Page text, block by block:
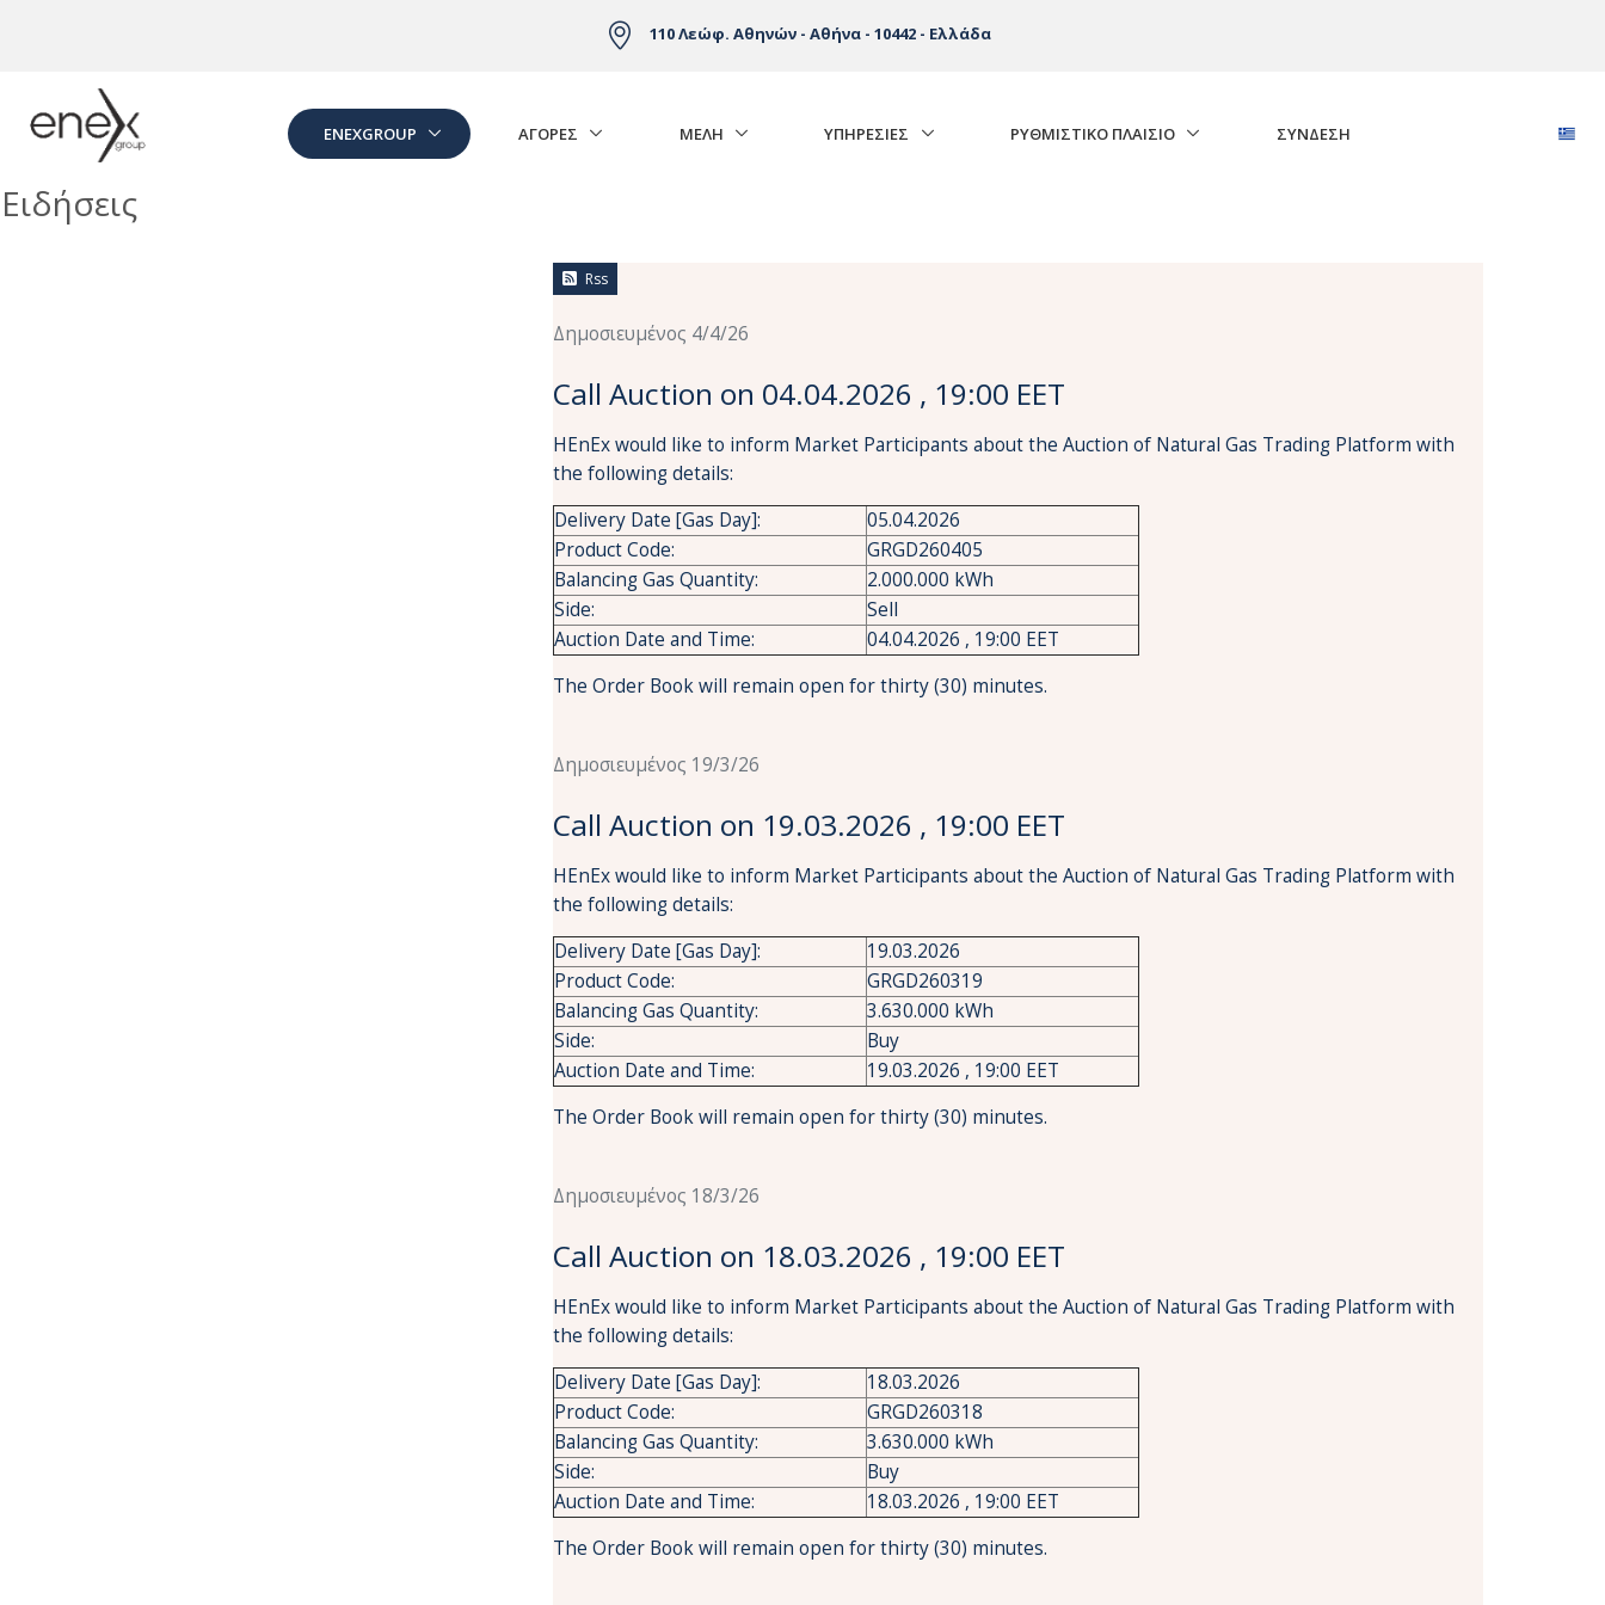
110 Λεώφ. Αθηνών - Αθήνα - 10442 - Ελλάδα
ENEXGROUP ΑΓΟΡΈΣ ΜΕΛΗ ΥΠΗΡΕΣΙΕΣ ΡΥΘΜΙΣΤΙΚΟ ΠΛΑΙΣΙΟ ΣΎΝΔΕΣΗ
Ειδήσεις
Rss
Δημοσιευμένος 4/4/26
Call Auction on 04.04.2026 , 19:00 EET
HEnEx would like to inform Market Participants about the Auction of Natural Gas Trading Platform with
the following details:
Delivery Date [Gas Day]:
05.04.2026
Product Code:
GRGD260405
Balancing Gas Quantity:
2.000.000 kWh
Side:
Sell
Auction Date and Time:
04.04.2026 , 19:00 EET
The Order Book will remain open for thirty (30) minutes.
Δημοσιευμένος 19/3/26
Call Auction on 19.03.2026 , 19:00 EET
HEnEx would like to inform Market Participants about the Auction of Natural Gas Trading Platform with
the following details:
Delivery Date [Gas Day]:
19.03.2026
Product Code:
GRGD260319
Balancing Gas Quantity:
3.630.000 kWh
Side:
Buy
Auction Date and Time:
19.03.2026 , 19:00 EET
The Order Book will remain open for thirty (30) minutes.
Δημοσιευμένος 18/3/26
Call Auction on 18.03.2026 , 19:00 EET
HEnEx would like to inform Market Participants about the Auction of Natural Gas Trading Platform with
the following details:
Delivery Date [Gas Day]:
18.03.2026
Product Code:
GRGD260318
Balancing Gas Quantity:
3.630.000 kWh
Side:
Buy
Auction Date and Time:
18.03.2026 , 19:00 EET
The Order Book will remain open for thirty (30) minutes.